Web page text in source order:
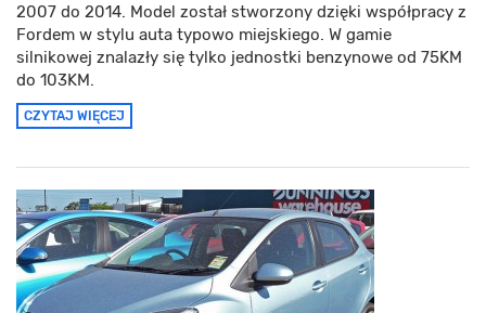
2007 do 2014. Model został stworzony dzięki współpracy z
Fordem w stylu auta typowo miejskiego. W gamie
silnikowej znalazły się tylko jednostki benzynowe od 75KM
do 103KM.
CZYTAJ WIĘCEJ